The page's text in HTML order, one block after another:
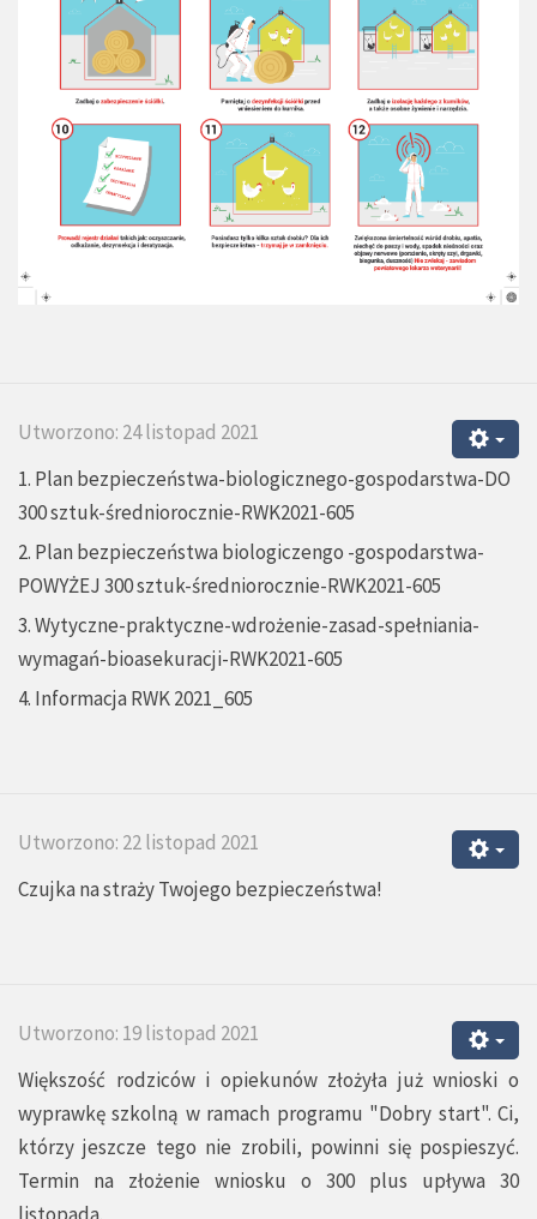
Utworzono: 24 listopad 2021
1. Plan bezpieczeństwa-biologicznego-gospodarstwa-DO
300 sztuk-średniorocznie-RWK2021-605
2. Plan bezpieczeństwa biologiczengo -gospodarstwa-
POWYŻEJ 300 sztuk-średniorocznie-RWK2021-605
3. Wytyczne-praktyczne-wdrożenie-zasad-spełniania-
wymagań-bioasekuracji-RWK2021-605
4. Informacja RWK 2021_605
Utworzono: 22 listopad 2021
Czujka na straży Twojego bezpieczeństwa!
Utworzono: 19 listopad 2021
Większość rodziców i opiekunów złożyła już wnioski o
wyprawkę szkolną w ramach programu "Dobry start". Ci,
którzy jeszcze tego nie zrobili, powinni się pospieszyć.
Termin na złożenie wniosku o 300 plus upływa 30